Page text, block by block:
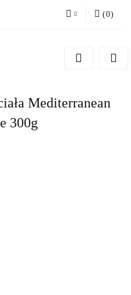
Zarejestruj się
(0)
Mediterranean
300g